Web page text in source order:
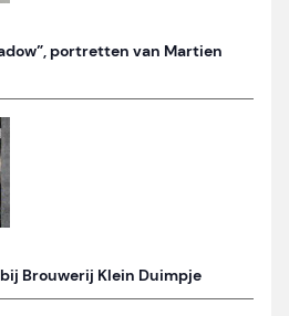
portretten van Martien
Brouwerij Klein Duimpje